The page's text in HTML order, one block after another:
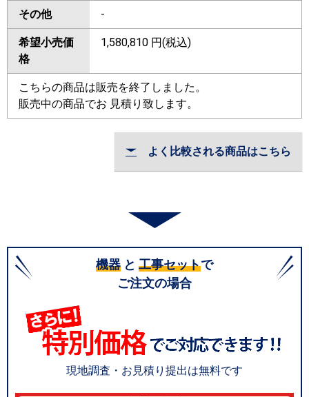
その他 -
希望小売価
格
1,580,810 円(税込)
こちらの商品は販売を終了しました。
販売中の商品でお 見積り致します。
よく比較される商品はこちら
機器 と 工事セットで
ご注文の場合
現地調査・お見積り提出は無料です